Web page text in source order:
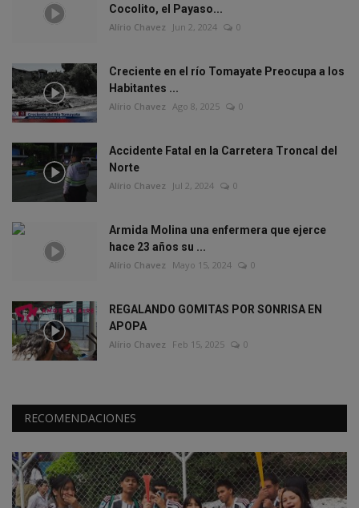
Cocolito, el Payaso...
Alírio Chavez Jun 2, 2024 0
Creciente en el río Tomayate Preocupa a los
Habitantes ...
Alírio Chavez Ago 8, 2025 0
Accidente Fatal en la Carretera Troncal del
Norte
Alírio Chavez Jul 2, 2024 0
Armida Molina una enfermera que ejerce
hace 23 años su ...
Alírio Chavez Mayo 15, 2024 0
REGALANDO GOMITAS POR SONRISA EN
APOPA
Alírio Chavez Feb 15, 2025 0
RECOMENDACIONES